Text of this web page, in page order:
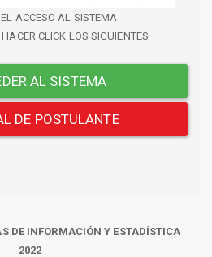
ACCESO AL SISTEMA
CLICK LOS SIGUIENTES
AL SISTEMA
DE POSTULANTE
DE INFORMACIÓN Y ESTADÍSTICA
2022